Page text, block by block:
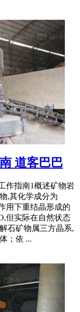
道客巴巴
作指南1概述矿物岩
,其化学成分为
用下重结晶形成的
但实际在自然状态
石矿物属三方晶系,
；依 ...